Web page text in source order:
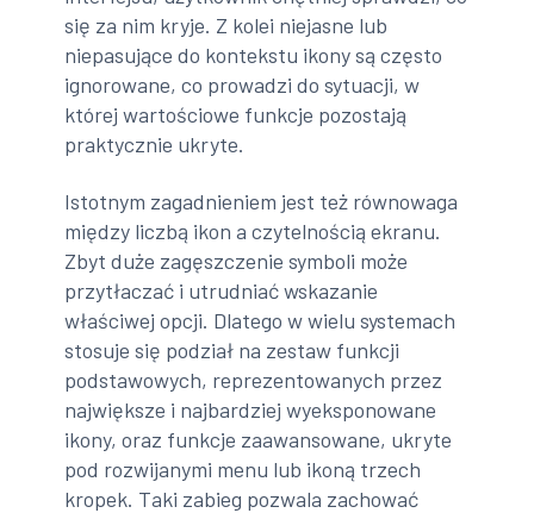
się za nim kryje. Z kolei niejasne lub
niepasujące do kontekstu ikony są często
ignorowane, co prowadzi do sytuacji, w
której wartościowe funkcje pozostają
praktycznie ukryte.
Istotnym zagadnieniem jest też równowaga
między liczbą ikon a czytelnością ekranu.
Zbyt duże zagęszczenie symboli może
przytłaczać i utrudniać wskazanie
właściwej opcji. Dlatego w wielu systemach
stosuje się podział na zestaw funkcji
podstawowych, reprezentowanych przez
największe i najbardziej wyeksponowane
ikony, oraz funkcje zaawansowane, ukryte
pod rozwijanymi menu lub ikoną trzech
kropek. Taki zabieg pozwala zachować